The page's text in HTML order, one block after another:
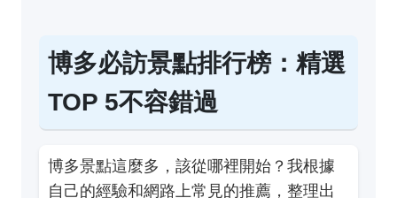
博多必訪景點排行榜：精選
TOP 5不容錯過
博多景點這麼多，該從哪裡開始？我根據
自己的經驗和網路上常見的推薦，整理出